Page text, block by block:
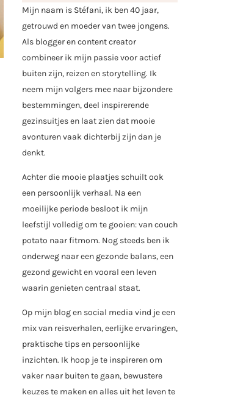
Mijn naam is Stéfani, ik ben 40 jaar,
getrouwd en moeder van twee jongens.
Als blogger en content creator
combineer ik mijn passie voor actief
buiten zijn, reizen en storytelling. Ik
neem mijn volgers mee naar bijzondere
bestemmingen, deel inspirerende
gezinsuitjes en laat zien dat mooie
avonturen vaak dichterbij zijn dan je
denkt.
Achter die mooie plaatjes schuilt ook
een persoonlijk verhaal. Na een
moeilijke periode besloot ik mijn
leefstijl volledig om te gooien: van couch
potato naar fitmom. Nog steeds ben ik
onderweg naar een gezonde balans, een
gezond gewicht en vooral een leven
waarin genieten centraal staat.
Op mijn blog en social media vind je een
mix van reisverhalen, eerlijke ervaringen,
praktische tips en persoonlijke
inzichten. Ik hoop je te inspireren om
vaker naar buiten te gaan, bewustere
keuzes te maken en alles uit het leven te